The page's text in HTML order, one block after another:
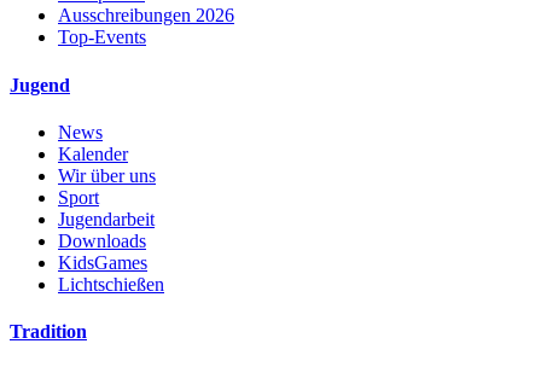
Ausschreibungen 2026
Top-Events
Jugend
News
Kalender
Wir über uns
Sport
Jugendarbeit
Downloads
KidsGames
Lichtschießen
Tradition